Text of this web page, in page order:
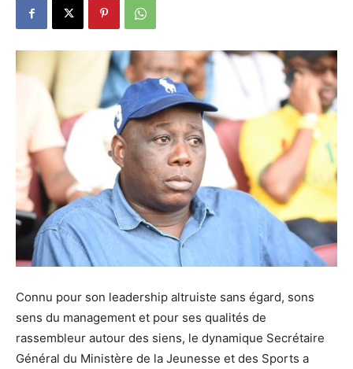
Connu pour son leadership altruiste sans égard, sons
sens du management et pour ses qualités de
rassembleur autour des siens, le dynamique Secrétaire
Général du Ministère de la Jeunesse et des Sports a